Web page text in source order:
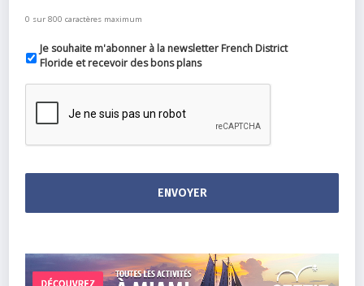
0 sur 800 caractères maximum
Je souhaite m'abonner à la newsletter French District
Floride et recevoir des bons plans